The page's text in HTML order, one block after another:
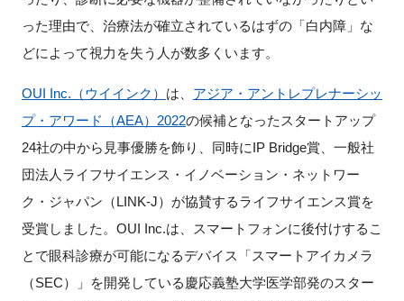
プログラム
インタビュー・コラム
ニュース・掲示板
特別会員
施設・アクセス
った理由で、治療法が確立されているはずの「白内障」な
どによって視力を失う人が数多くいます。
OUI Inc.（ウイインク） は、 アジア・アントレプレナーシッ
プ・アワード（AEA）2022の候補となったスタートアップ
24社の中から見事優勝を飾り、同時にIP Bridge賞、一般社
団法人ライフサイエンス・イノベーション・ネットワー
ク・ジャパン（LINK-J）が協賛するライフサイエンス賞を
受賞しました。OUI Inc.は、スマートフォンに後付けするこ
とで眼科診療が可能になるデバイス「スマートアイカメラ
（SEC）」を開発している慶応義塾大学医学部発のスター